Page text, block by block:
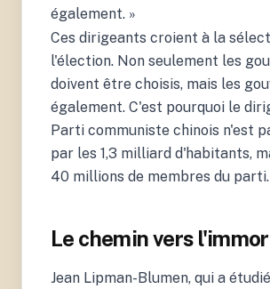
également. »
Ces dirigeants croient à la
l'élection. Non seulement les
doivent être choisis, mais les
également. C'est pourquoi le
Parti communiste chinois n'est
par les 1,3 milliard d'habitants,
40 millions de membres du parti.
Le chemin vers
Jean Lipman-Blumen, qui a
(2005).
Toxic
Bosses